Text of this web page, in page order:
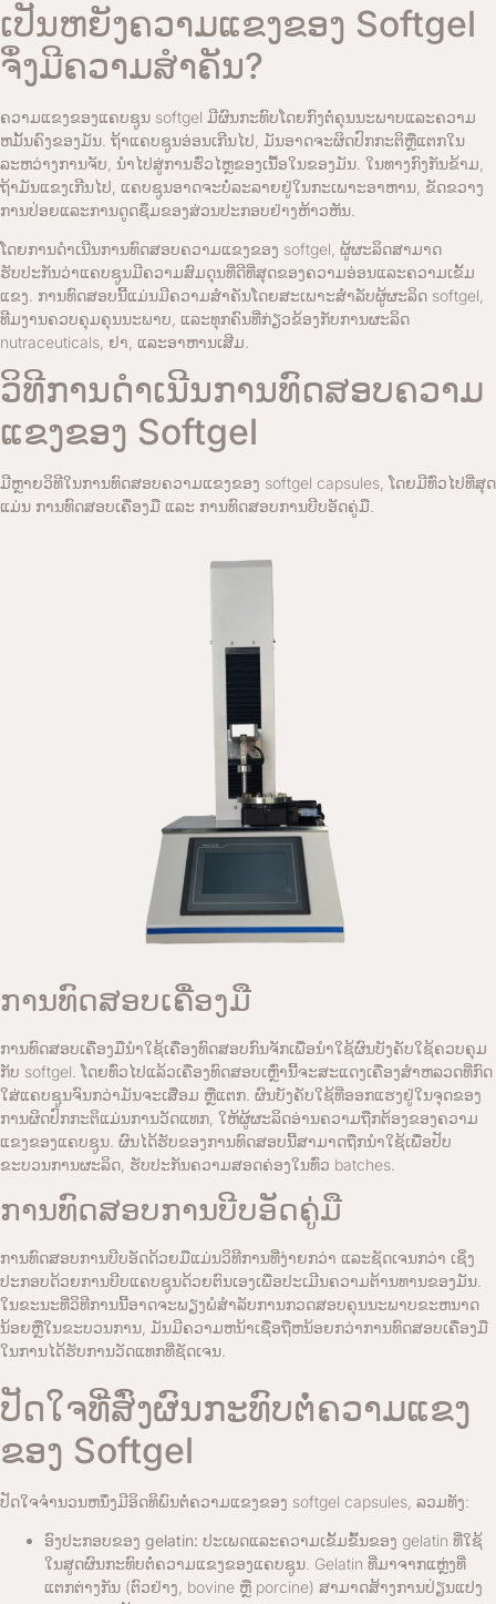
ເປັນຫຍັງຄວາມແຂງຂອງ Softgel
ຈຶ່ງມີຄວາມສໍາຄັນ?
ຄວາມແຂງຂອງແຄບຊູນ softgel ມີຜົນກະທົບໂດຍກົງຕໍ່ຄຸນນະພາບແລະຄວາມ
ຫມັ້ນຄົງຂອງມັນ. ຖ້າແຄບຊູນອ່ອນເກີນໄປ, ມັນອາດຈະຜິດປົກກະຕິຫຼືແຕກໃນ
ລະຫວ່າງການຈັບ, ນໍາໄປສູ່ການຮົ່ວໄຫຼຂອງເນື້ອໃນຂອງມັນ. ໃນທາງກົງກັນຂ້າມ,
ຖ້າມັນແຂງເກີນໄປ, ແຄບຊູນອາດຈະບໍ່ລະລາຍຢູ່ໃນກະເພາະອາຫານ, ຂັດຂວາງ
ການປ່ອຍແລະການດູດຊຶມຂອງສ່ວນປະກອບຢ່າງຫ້າວຫັນ.
ໂດຍການດໍາເນີນການທົດສອບຄວາມແຂງຂອງ softgel, ຜູ້ຜະລິດສາມາດ
ຮັບປະກັນວ່າແຄບຊູນມີຄວາມສົມດຸນທີ່ດີທີ່ສຸດຂອງຄວາມອ່ອນແລະຄວາມເຂັ້ມ
ແຂງ. ການທົດສອບນີ້ແມ່ນມີຄວາມສໍາຄັນໂດຍສະເພາະສໍາລັບຜູ້ຜະລິດ softgel,
ທີມງານຄວບຄຸມຄຸນນະພາບ, ແລະທຸກຄົນທີ່ກ່ຽວຂ້ອງກັບການຜະລິດ
nutraceuticals, ຢາ, ແລະອາຫານເສີມ.
ວິທີການດໍາເນີນການທົດສອບຄວາມ
ແຂງຂອງ Softgel
ມີຫຼາຍວິທີໃນການທົດສອບຄວາມແຂງຂອງ softgel capsules, ໂດຍມີທົ່ວໄປທີ່ສຸດ
ແມ່ນ ການທົດສອບເຄື່ອງມື ແລະ ການທົດສອບການບີບອັດຄູ່ມື
ການທົດສອບເຄື່ອງມື
ການທົດສອບເຄື່ອງມືນໍາໃຊ້ເຄື່ອງທົດສອບກົນຈັກເພື່ອນໍາໃຊ້ຜົນບັງຄັບໃຊ້ຄວບຄຸມ
ກັບ softgel. ໂດຍທົ່ວໄປແລ້ວເຄື່ອງທົດສອບເຫຼົ່ານີ້ຈະສະແດງເຄື່ອງສຳຫລວດທີ່ກົດ
ໃສ່ແຄບຊູນຈົນກວ່າມັນຈະເສື່ອມ ຫຼືແຕກ. ຜົນບັງຄັບໃຊ້ທີ່ອອກແຮງຢູ່ໃນຈຸດຂອງ
ການຜິດປົກກະຕິແມ່ນການວັດແທກ, ໃຫ້ຜູ້ຜະລິດອ່ານຄວາມຖືກຕ້ອງຂອງຄວາມ
ແຂງຂອງແຄບຊູນ. ຜົນໄດ້ຮັບຂອງການທົດສອບນີ້ສາມາດຖືກນໍາໃຊ້ເພື່ອປັບ
ຂະບວນການຜະລິດ, ຮັບປະກັນຄວາມສອດຄ່ອງໃນທົ່ວ batches.
ການທົດສອບການບີບອັດຄູ່ມື
ການທົດສອບການບີບອັດດ້ວຍມືແມ່ນວິທີການທີ່ງ່າຍກວ່າ ແລະຊັດເຈນກວ່າ ເຊິ່ງ
ປະກອບດ້ວຍການບີບແຄບຊູນດ້ວຍຕົນເອງເພື່ອປະເມີນຄວາມຕ້ານທານຂອງມັນ.
ໃນຂະນະທີ່ວິທີການນີ້ອາດຈະພຽງພໍສໍາລັບການກວດສອບຄຸນນະພາບຂະຫນາດ
ນ້ອຍຫຼືໃນຂະບວນການ, ມັນມີຄວາມຫນ້າເຊື່ອຖືຫນ້ອຍກວ່າການທົດສອບເຄື່ອງມື
ໃນການໄດ້ຮັບການວັດແທກທີ່ຊັດເຈນ.
ປັດໃຈທີ່ສົ່ງຜົນກະທົບຕໍ່ຄວາມແຂງ
ຂອງ Softgel
ປັດໃຈຈໍານວນຫນຶ່ງມີອິດທິພົນຕໍ່ຄວາມແຂງຂອງ softgel capsules, ລວມທັງ:
ອົງປະກອບຂອງ gelatin: ປະເພດແລະຄວາມເຂັ້ມຂົ້ນຂອງ gelatin ທີ່ໃຊ້
ໃນສູດຜົນກະທົບຕໍ່ຄວາມແຂງຂອງແຄບຊູນ. Gelatin ທີ່ມາຈາກແຫຼ່ງທີ່
ແຕກຕ່າງກັນ (ຕົວຢ່າງ, bovine ຫຼື porcine) ສາມາດສ້າງການປ່ຽນແປງ